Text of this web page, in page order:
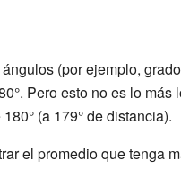
(por ejemplo,
Pero esto no es lo más
(a 179° de distancia).
el promedio que tenga